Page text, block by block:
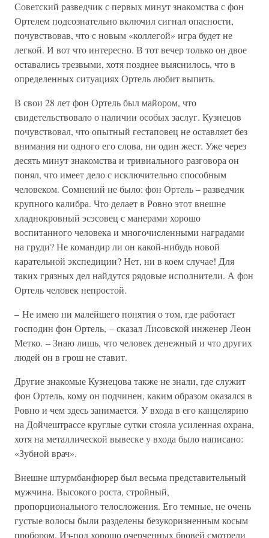
Советский разведчик с первых минут знакомства с фон
Ортелем подсознательно включил сигнал опасности,
почувствовав, что с новым «коллегой» игра будет не
легкой. И вот что интересно. В тот вечер только он двое
оставались трезвыми, хотя позднее выяснилось, что в
определенных ситуациях Ортель любит выпить.
В свои 28 лет фон Ортель был майором, что
свидетельствовало о наличии особых заслуг. Кузнецов
почувствовал, что опытный гестаповец не оставляет без
внимания ни одного его слова, ни один жест. Уже через
десять минут знакомства и тривиального разговора он
понял, что имеет дело с исключительно способным
человеком. Сомнений не было: фон Ортель – разведчик
крупного калибра. Что делает в Ровно этот внешне
хладнокровный эсэсовец с манерами хорошо
воспитанного человека и многочисленными наградами
на груди? Не командир ли он какой-нибудь новой
карательной экспедиции? Нет, ни в коем случае! Для
таких грязных дел найдутся рядовые исполнители. А фон
Ортель человек непростой.
– Не имею ни малейшего понятия о том, где работает
господин фон Ортель, – сказал Лисовской инженер Леон
Метко. – Знаю лишь, что человек денежный и что других
людей он в грош не ставит.
Другие знакомые Кузнецова также не знали, где служит
фон Ортель, кому он подчинен, каким образом оказался в
Ровно и чем здесь занимается. У входа в его канцелярию
на Дойчештрассе круглые сутки стояла усиленная охрана,
хотя на металлической вывеске у входа было написано:
«Зубной врач».
Внешне штурмбанфюрер был весьма представительный
мужчина. Высокого роста, стройный,
пропорционального телосложения. Его темные, не очень
густые волосы были разделены безукоризненным косым
пробором. Из-под хорошо очерченных бровей смотрели